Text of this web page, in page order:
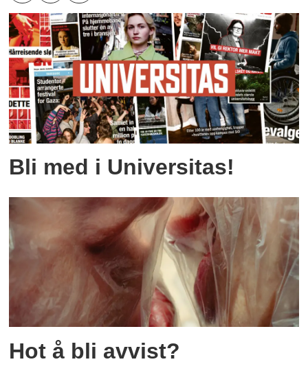
Bli med i Universitas!
Hot å bli avvist?